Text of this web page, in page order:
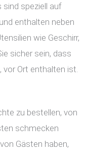
sind speziell auf
enthalten neben
wie Geschirr,
sicher sein, dass
vor Ort enthalten ist.
zu bestellen, von
schmecken
Gästen haben,